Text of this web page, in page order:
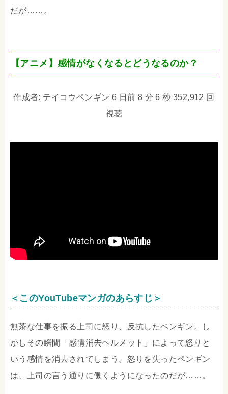
だが……。
【アニメ】感情がなくなるとどうなるのか？
作成者: テイコウペンギン 6 日前 8 分 6 秒 352,912 回
視聴
＜このYouTubeマンガのあらすじ＞
無茶な仕事を振る上司に怒り、反抗したペンギン。し
かしその瞬間「感情消去ヘルメット」によって怒りと
いう感情を消去されてしまう。怒りを失ったペンギン
は、上司の言う通りに働くようになったのだが……。